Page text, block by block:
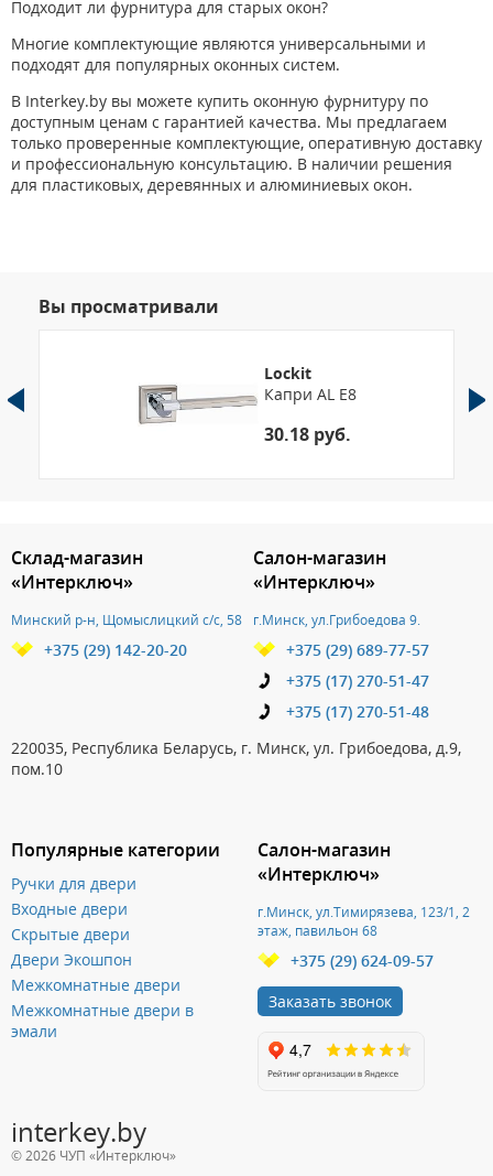
Подходит ли фурнитура для старых окон?
Многие комплектующие являются универсальными и
подходят для популярных оконных систем.
В Interkey.by вы можете купить оконную фурнитуру по
доступным ценам с гарантией качества. Мы предлагаем
только проверенные комплектующие, оперативную доставку
и профессиональную консультацию. В наличии решения
для пластиковых, деревянных и алюминиевых окон.
Вы просматривали
Lockit
Капри AL Е8
30.18 руб.
Популярные категории
Ручки для двери
Входные двери
Скрытые двери
Двери Экошпон
Межкомнатные двери
Межкомнатные двери в
эмали
Склад-магазин
«Интерключ»
Минский р-н, Щомыслицкий с/с, 58
+375 (29) 142-20-20
Салон-магазин
«Интерключ»
г.Минск, ул.Грибоедова 9.
+375 (29) 689-77-57
+375 (17) 270-51-47
+375 (17) 270-51-48
220035, Республика Беларусь, г. Минск, ул. Грибоедова, д.9,
пом.10
Салон-магазин
«Интерключ»
г.Минск, ул.Тимирязева, 123/1, 2
этаж, павильон 68
+375 (29) 624-09-57
Заказать звонок
interkey.by
© 2026 ЧУП «Интерключ»